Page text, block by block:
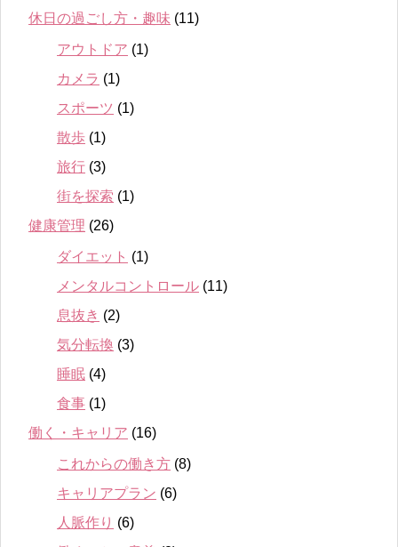
休日の過ごし方・趣味 (11)
アウトドア (1)
カメラ (1)
スポーツ (1)
散歩 (1)
旅行 (3)
街を探索 (1)
健康管理 (26)
ダイエット (1)
メンタルコントロール (11)
息抜き (2)
気分転換 (3)
睡眠 (4)
食事 (1)
働く・キャリア (16)
これからの働き方 (8)
キャリアプラン (6)
人脈作り (6)